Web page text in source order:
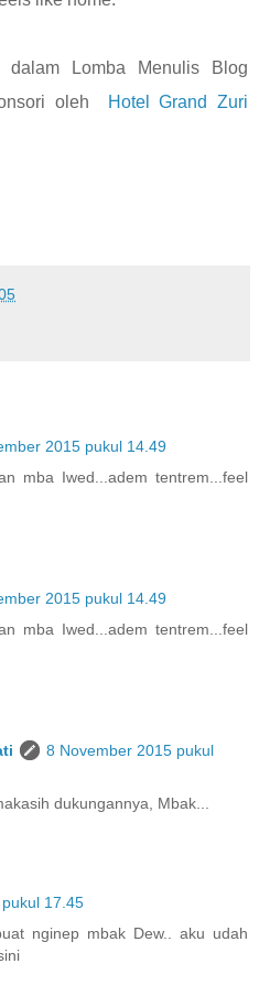
Lomba Menulis Blog
oleh
Hotel Grand Zuri
2015 pukul 14.49
mba Iwed...adem tentrem...feel
2015 pukul 14.49
mba Iwed...adem tentrem...feel
8 November 2015 pukul
dukungannya, Mbak...
17.45
nginep mbak Dew.. aku udah